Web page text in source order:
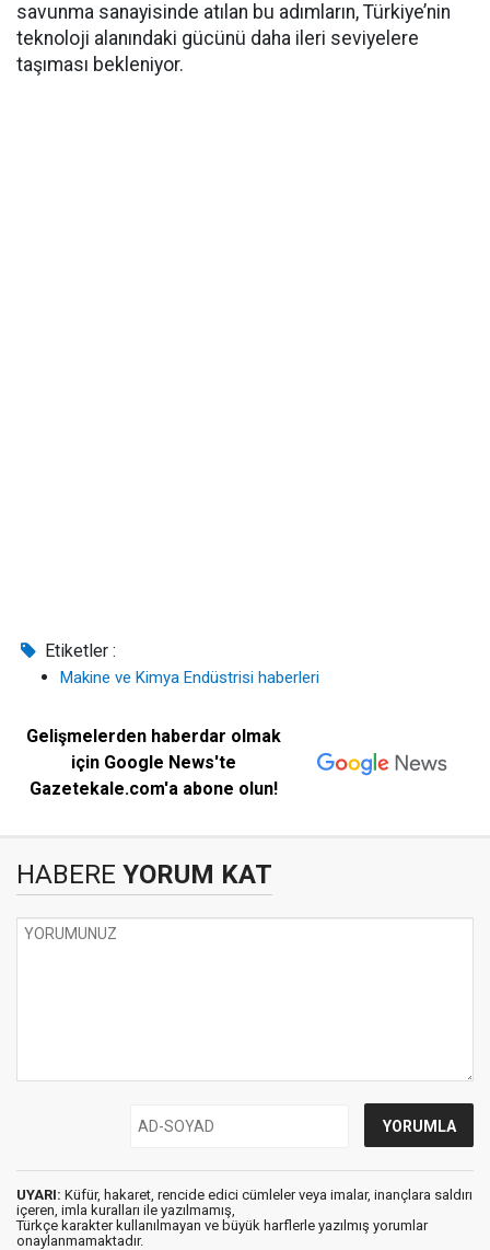
savunma sanayisinde atılan bu adımların, Türkiye’nin
teknoloji alanındaki gücünü daha ileri seviyelere
taşıması bekleniyor.
Etiketler :
Makine ve Kimya Endüstrisi haberleri
Gelişmelerden haberdar olmak
için Google News'te
Gazetekale.com'a abone olun!
HABERE YORUM KAT
UYARI: Küfür, hakaret, rencide edici cümleler veya imalar, inançlara saldırı
içeren, imla kuralları ile yazılmamış,
Türkçe karakter kullanılmayan ve büyük harflerle yazılmış yorumlar
onaylanmamaktadır.